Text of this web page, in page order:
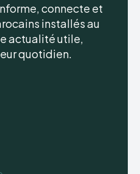
connecte et
installés au
actualité utile,
quotidien.